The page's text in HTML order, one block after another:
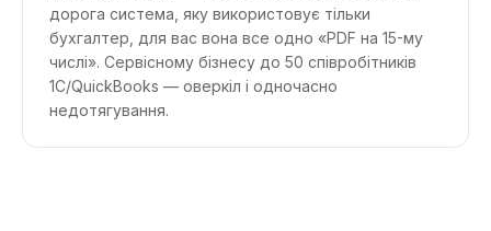
дорога система, яку використовує тільки
бухгалтер, для вас вона все одно «PDF на 15-му
числі». Сервісному бізнесу до 50 співробітників
1С/QuickBooks — оверкіл і одночасно
недотягування.